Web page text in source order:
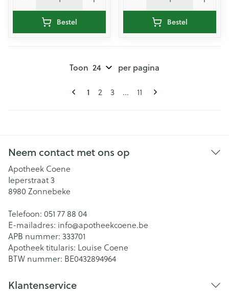
Bestel Bestel
Pagina's
U lees momenteel pagina
1 Pagina
2 Pagina
3 ... Pagina
11
Toon per pagina
Neem contact met ons op
Apotheek Coene
Ieperstraat 3
8980 Zonnebeke
Telefoon: 051 77 88 04
E-mailadres: info@apotheekcoene.be
APB nummer: 333701
Apotheek titularis: Louise Coene
BTW nummer: BE0432894964
Klantenservice